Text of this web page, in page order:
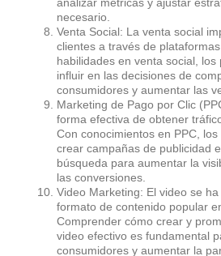
necesario.
Venta Social: La venta social
clientes a través de
habilidades en venta social,
influir en las decisiones de
consumidores y aumentar las
Marketing de Pago por Clic
forma efectiva de obtener
Con conocimientos en PPC,
crear campañas de publicidad
búsqueda para aumentar la
las conversiones.
Video Marketing: El video se
formato de contenido popular
Comprender cómo crear y
video efectivo es fundamental
consumidores y aumentar la